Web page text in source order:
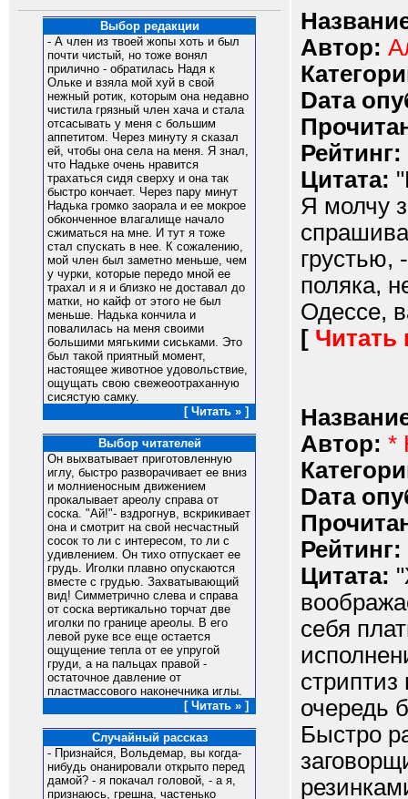
Выбор редакции
- А член из твоей жопы хоть и был
почти чистый, но тоже вонял
прилично - обратилась Надя к
Ольке и взяла мой хуй в свой
нежный ротик, которым она недавно
чистила грязный член хача и стала
отсасывать у меня с большим
аппетитом. Через минуту я сказал
ей, чтобы она села на меня. Я знал,
что Надьке очень нравится
трахаться сидя сверху и она так
быстро кончает. Через пару минут
Надька громко заорала и ее мокрое
обконченное влагалище начало
сжиматься на мне. И тут я тоже
стал спускать в нее. К сожалению,
мой член был заметно меньше, чем
у чурки, которые передо мной ее
трахал и я и близко не доставал до
матки, но кайф от этого не был
меньше. Надька кончила и
повалилась на меня своими
большими мягькими сиськами. Это
был такой приятный момент,
настоящее животное удовольствие,
ощущать свою свежеоотраханную
сисястую самку.
[ Читать » ]
Выбор читателей
Он выхватывает приготовленную
иглу, быстро разворачивает ее вниз
и молниеносным движением
прокалывает ареолу справа от
соска. "Ай!"- вздрогнув, вскрикивает
она и смотрит на свой несчастный
сосок то ли с интересом, то ли с
удивлением. Он тихо отпускает ее
грудь. Иголки плавно опускаются
вместе с грудью. Захватывающий
вид! Симметрично слева и справа
от соска вертикально торчат две
иголки по границе ареолы. В его
левой руке все еще остается
ощущение тепла от ее упругой
груди, а на пальцах правой -
остаточное давление от
пластмассового наконечника иглы.
[ Читать » ]
Случайный рассказ
- Признайся, Вольдемар, вы когда-
нибудь онанировали открыто перед
дамой? - я покачал головой, - а я,
признаюсь, грешна, частенько
Автор:
Dата
Рейтинг:
Цитата:
Я молчу
грустью,
поляка,
Одессе,
[ Читать
Автор: *
Dата
Рейтинг:
Цитата:
себя
очередь
Быстро